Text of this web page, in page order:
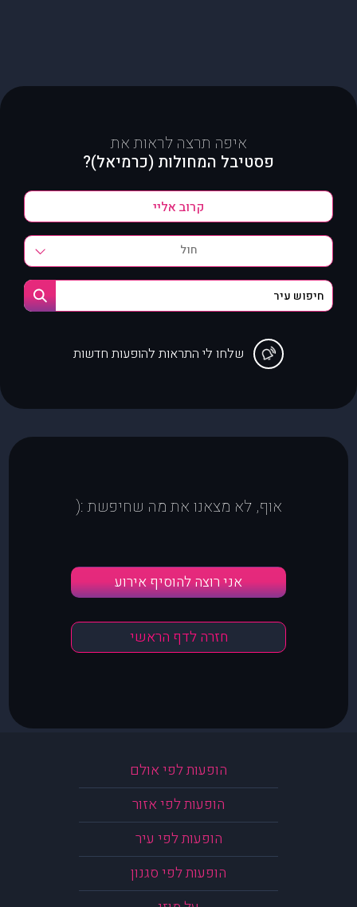
איפה תרצה לראות את
פסטיבל המחולות (כרמיאל)?
חול
שלחו לי התראות להופעות חדשות
אוף, לא מצאנו את מה שחיפשת :(
אני רוצה להוסיף אירוע
חזרה לדף הראשי
הופעות לפי אולם
הופעות לפי אזור
הופעות לפי עיר
הופעות לפי סגנון